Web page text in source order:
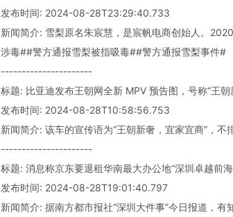
发布时间: 2024-08-28T23:29:40.733
新闻简介: 雪梨原名朱宸慧，是宸帆电商创始人。
涉毒##警方通报雪梨被指吸毒##警方通报雪梨事件#
----------------------
标题: 比亚迪发布王朝网全新 MPV 预告图，号称“王朝
发布时间: 2024-08-28T10:58:56.753
新闻简介: 该车的宣传语为“王朝新奢，宜家宜商”，不
----------------------
标题: 消息称京东要退租华南最大办公地“深圳卓越前
发布时间: 2024-08-28T19:01:40.797
新闻简介: 据南方都市报社“深圳大件事”今日报道，